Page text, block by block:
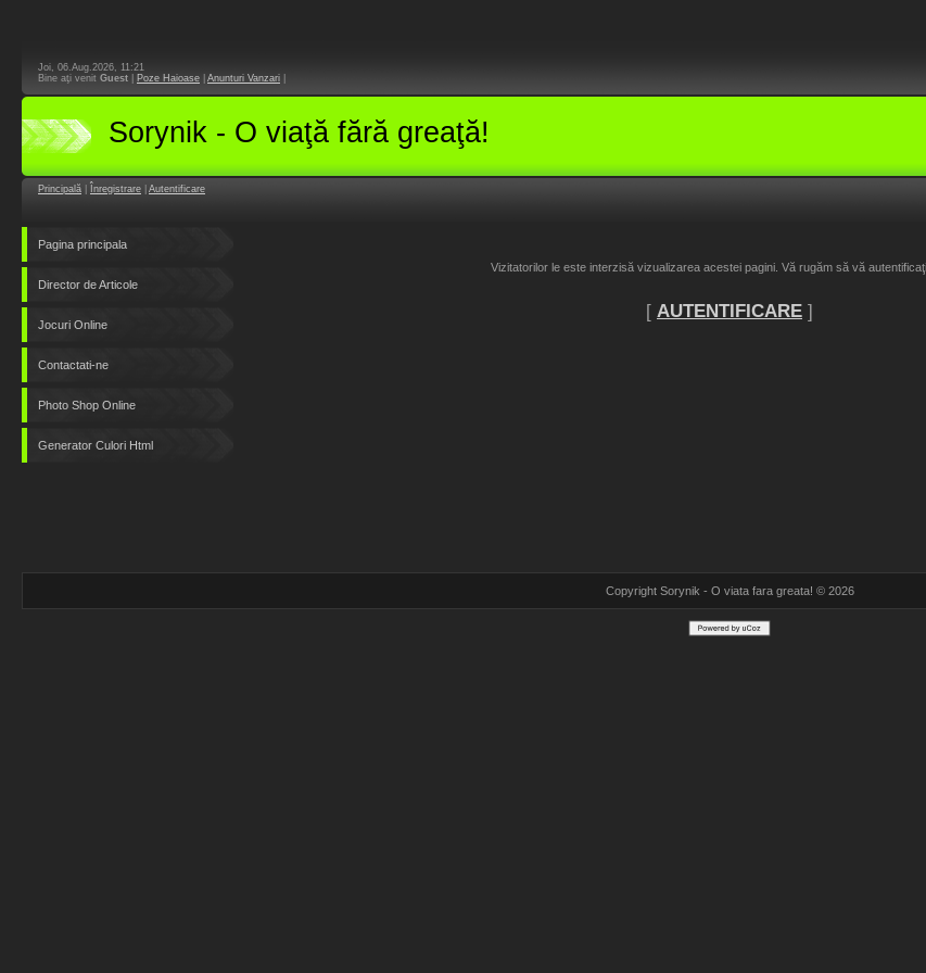
Joi, 06.Aug.2026, 11:21
Bine aţi venit Guest Poze Haioase Anunturi Vanzari
Sorynik - O viaţă fără greaţă!
Principală Înregistrare Autentificare
Pagina principala
Director de Articole
Jocuri Online
Contactati-ne
Photo Shop Online
Generator Culori Html
Vizitatorilor le este interzisă vizualizarea acestei pagini. Vă rugăm să vă
[ AUTENTIFICARE ]
Copyright Sorynik - O viata fara greata! © 2026